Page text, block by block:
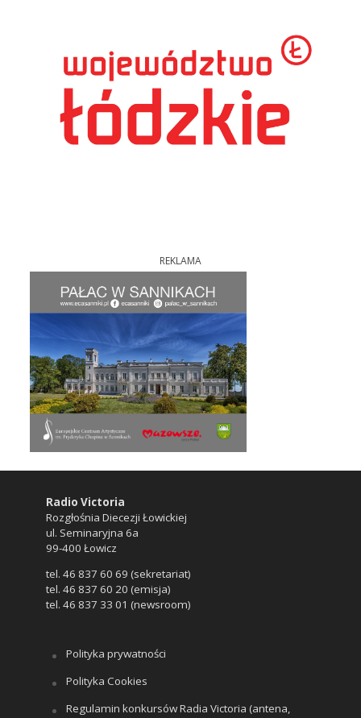
REKLAMA
Radio Victoria
Rozgłośnia Diecezji Łowickiej
ul. Seminaryjna 6a
99-400 Łowicz
tel. 46 837 60 69 (sekretariat)
tel. 46 837 60 20 (emisja)
tel. 46 837 33 01 (newsroom)
Polityka prywatności
Polityka Cookies
Regulamin konkursów Radia Victoria (antena,